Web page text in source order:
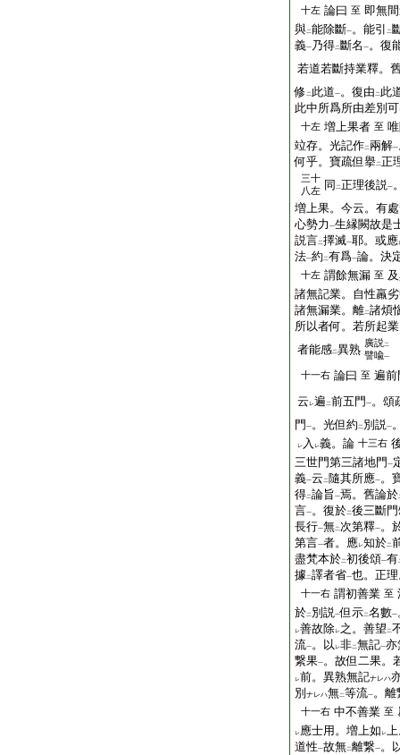
十左 論曰 至 即無
與二能除斷一。能引 二
義一 乃得二 斷名 一。復
若道若斷持業釋。
修 二 此道一。復由 二 此
此中所爲所由差別可
十左 増上果者 至
竝存。光記作二兩解一
何乎。寶疏但擧二正
三十
八左 同 二正理後説一
増上果。今云。有
心勢力 一生縁闕故是
説言二擇滅一耶。或應
法一約 二有爲一論。決
十左 謂餘無漏 至
諸無記業。自性羸
諸無漏業。離二諸煩
所以者何。若所起業
者能感二異熟 廣説 二
譬喩一
十一右 論曰 至 遍
云 レ遍 二前五門 一。頌
門 一。光但約 二 別説一
レ 入 レ義。論 十三右
三世門第三諸地門 一
義一云 二 隨其所應一。
得二論旨一焉。舊論於
言一。復於二後三斷
長行一無二次第釋一。
第言一者。應レ知於二
盡梵本於二初後頌一有
據二譯者省一也。正
十一右 謂初善業 至
於二 別説一但示二名數一
レ善故除レ之。善望 二
流一。以 レ非二無記一亦
繋果一。故但二果。
レ前。異熟無記ナレハ
別 ナレハ無二等流一。離
十一右 中不善業 至
レ應士用。増上如 レ
道性一故無二離繋一。